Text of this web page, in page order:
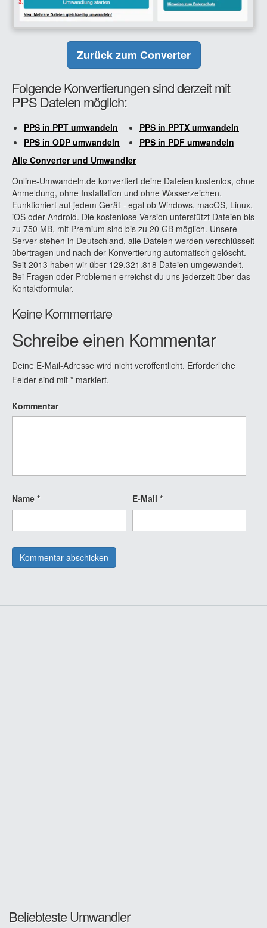
Zurück zum Converter
Folgende Konvertierungen sind derzeit mit
PPS Dateien möglich:
PPS in PPT umwandeln
PPS in PPTX umwandeln
PPS in ODP umwandeln
PPS in PDF umwandeln
Alle Converter und Umwandler
Online-Umwandeln.de konvertiert deine Dateien kostenlos, ohne
Anmeldung, ohne Installation und ohne Wasserzeichen.
Funktioniert auf jedem Gerät - egal ob Windows, macOS, Linux,
iOS oder Android. Die kostenlose Version unterstützt Dateien bis
zu 750 MB, mit Premium sind bis zu 20 GB möglich. Unsere
Server stehen in Deutschland, alle Dateien werden verschlüsselt
übertragen und nach der Konvertierung automatisch gelöscht.
Seit 2013 haben wir über 129.321.818 Dateien umgewandelt.
Bei Fragen oder Problemen erreichst du uns jederzeit über das
Kontaktformular.
Keine Kommentare
Schreibe einen Kommentar
Deine E-Mail-Adresse wird nicht veröffentlicht. Erforderliche
Felder sind mit * markiert.
Kommentar
Name * E-Mail *
Beliebteste Umwandler